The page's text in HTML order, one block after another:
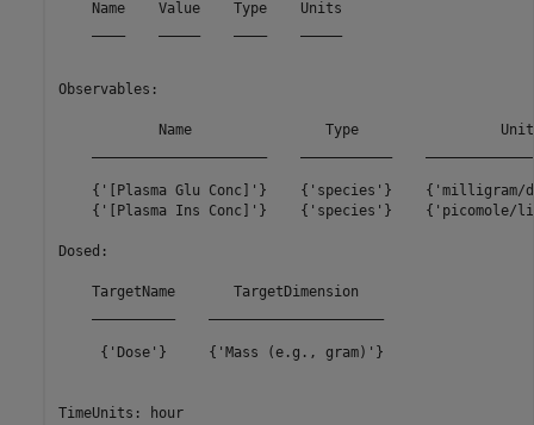
    Name    Value    Type    Units
Observables:
Name                Type
{'[Plasma Glu Conc]'}    {'species'}    {'milligram/
{'[Plasma Ins Conc]'}    {'species'}    {'picomole/
Dosed:
    TargetName       TargetDimension
     {'Dose'}     {'Mass (e.g., gram)'}
TimeUnits: hour